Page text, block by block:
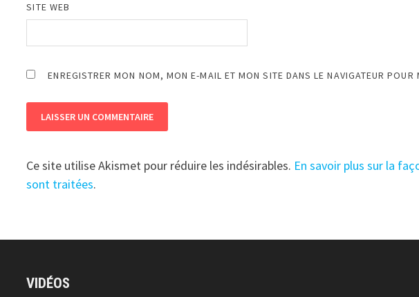
SITE WEB
ENREGISTRER MON NOM, MON E-MAIL ET MON SITE DANS LE NAVIGATEUR POUR
Ce site utilise Akismet pour réduire les indésirables. En savoir plus sur la
sont traitées.
VIDÉOS